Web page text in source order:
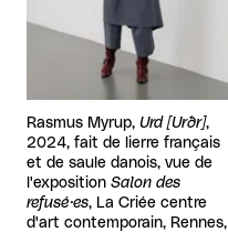
Rasmus Myrup, Urd [Urðr],
2024, fait de lierre français
et de saule danois, vue de
l'exposition Salon des
refusé·es, La Criée centre
d'art contemporain, Rennes,